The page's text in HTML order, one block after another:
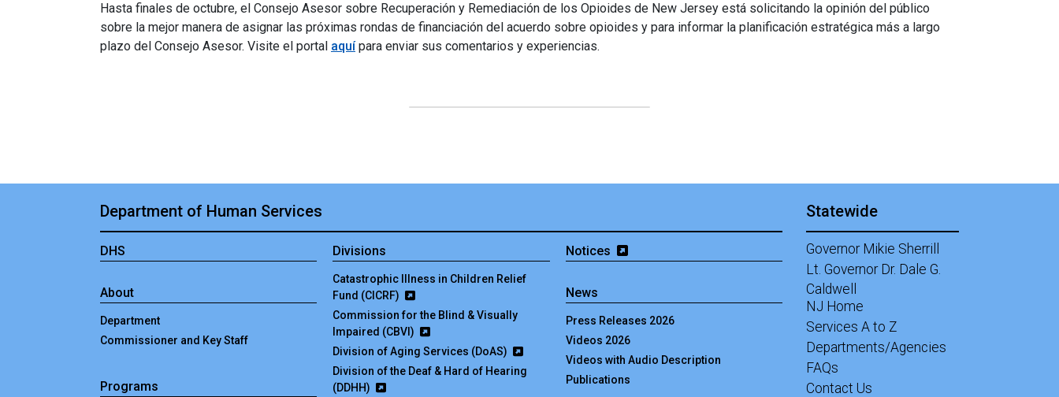
Hasta finales de octubre, el Consejo Asesor sobre Recuperación y Remediación de los Opioides de New Jersey está solicitando la opinión del público
sobre la mejor manera de asignar las próximas rondas de financiación del acuerdo sobre opioides y para informar la planificación estratégica más a largo
plazo del Consejo Asesor. Visite el portal aquípara enviar sus comentarios y experiencias.
Department of Human Services
DHS
About
Department
Commissioner and Key Staff
Programs
Divisions
Catastrophic Illness in Children Relief
Fund (CICRF)
Commission for the Blind & Visually
Impaired (CBVI)
Division of Aging Services (DoAS)
Division of the Deaf & Hard of Hearing
(DDHH)
Notices
News
Press Releases 2026
Videos 2026
Videos with Audio Description
Publications
Statewide
Governor Mikie Sherrill
Lt. Governor Dr. Dale G.
Caldwell
NJ Home
Services A to Z
Departments/Agencies
FAQs
Contact Us